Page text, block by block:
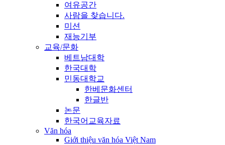
여유공간
사람을 찾습니다.
미션
재능기부
교육/문화
베트남대학
한국대학
민동대학교
한베문화센터
한글반
논문
한국어교육자료
Văn hóa
Giới thiệu văn hóa Việt Nam